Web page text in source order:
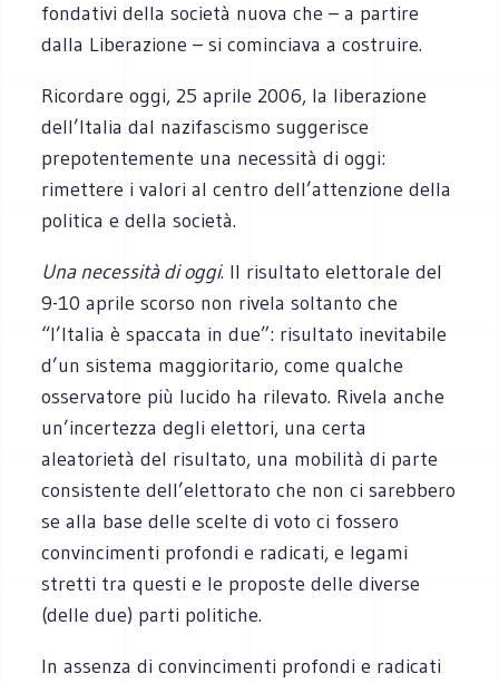
fondativi della società nuova che – a partire
dalla Liberazione – si cominciava a costruire.
Ricordare oggi, 25 aprile 2006, la liberazione
dell’Italia dal nazifascismo suggerisce
prepotentemente una necessità di oggi:
rimettere i valori al centro dell’attenzione della
politica e della società.
Una necessità di oggi. Il risultato elettorale del
9-10 aprile scorso non rivela soltanto che
“l’Italia è spaccata in due”: risultato inevitabile
d’un sistema maggioritario, come qualche
osservatore più lucido ha rilevato. Rivela anche
un’incertezza degli elettori, una certa
aleatorietà del risultato, una mobilità di parte
consistente dell’elettorato che non ci sarebbero
se alla base delle scelte di voto ci fossero
convincimenti profondi e radicati, e legami
stretti tra questi e le proposte delle diverse
(delle due) parti politiche.
In assenza di convincimenti profondi e radicati